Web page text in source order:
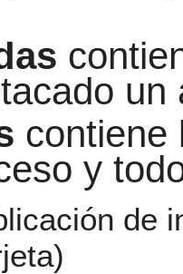
contiene
y
de